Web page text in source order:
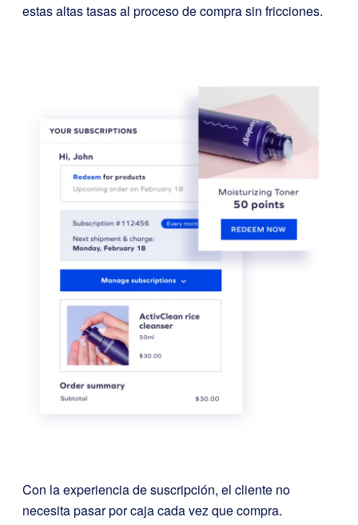
estas altas tasas al proceso de compra sin fricciones.
Con la experiencia de suscripción, el cliente no
necesita pasar por caja cada vez que compra.